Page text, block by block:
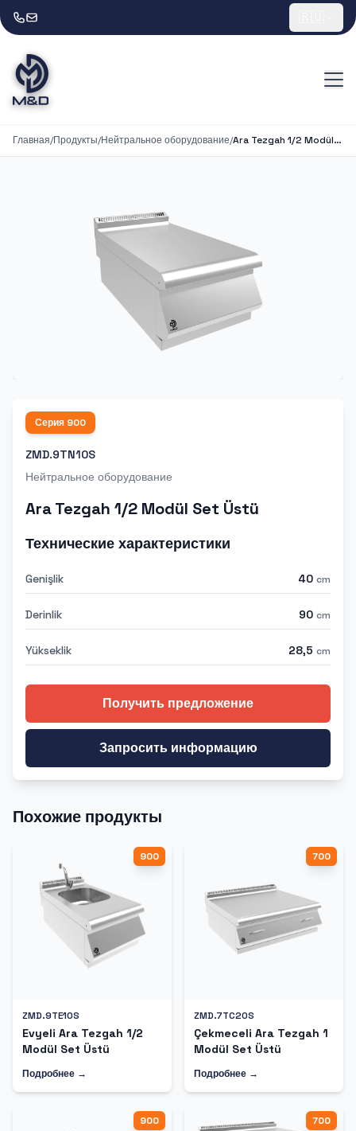
Главная/Продукты/Нейтральное оборудование/ Ara Tezgah 1/2 Modül Set Üstü
Серия 900
ZMD.9TN10S
Нейтральное оборудование
Ara Tezgah 1/2 Modül Set Üstü
Технические характеристики
Genişlik 40 cm
Derinlik 90 cm
Yükseklik 28,5 cm
Получить предложение
Запросить информацию
Похожие продукты
900
ZMD.9TE10S
Evyeli Ara Tezgah 1/2
Modül Set Üstü
Подробнее →
700
ZMD.7TC20S
Çekmeceli Ara Tezgah 1
Modül Set Üstü
Подробнее →
900 700